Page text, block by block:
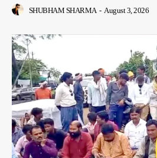
SHUBHAM SHARMA - August 3, 2026